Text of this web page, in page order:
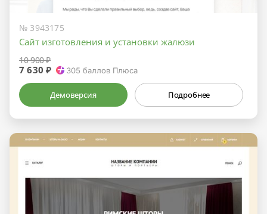
№ 3943175
Сайт изготовления и установки жалюзи
10 900 ₽
7 630 ₽ 305 баллов Плюса
Демоверсия Подробнее